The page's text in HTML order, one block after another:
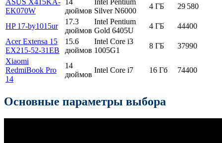
EK070W
дюймов Silver N6000
4 ГБ 29 580
HP 17-by1015ur
17.3
дюймов
Intel Pentium
Gold 6405U
4 ГБ
44400
Acer Extensa 15
EX215-52-31EB
15.6
дюймов
Intel Core i3
1005G1
8 ГБ
37990
Xiaomi
RedmiBook Pro
14
14
дюймов
Intel Core i7 16 Гб 74400
Основные параметры выбора